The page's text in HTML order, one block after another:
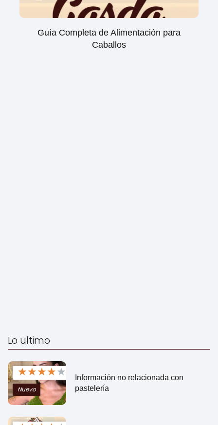
Guía Completa de Alimentación para
Caballos
Lo ultimo
★★★★★
Nuevo
Información no relacionada con
pastelería